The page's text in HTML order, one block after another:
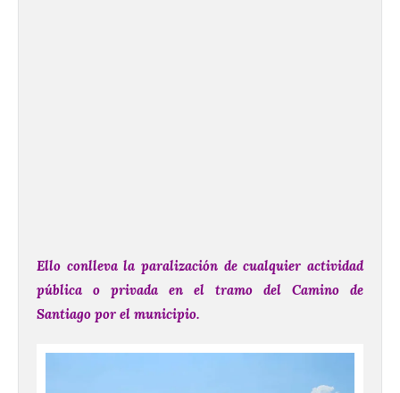
Ello conlleva la paralización de cualquier actividad
pública o privada en el tramo del Camino de
Santiago por el municipio.